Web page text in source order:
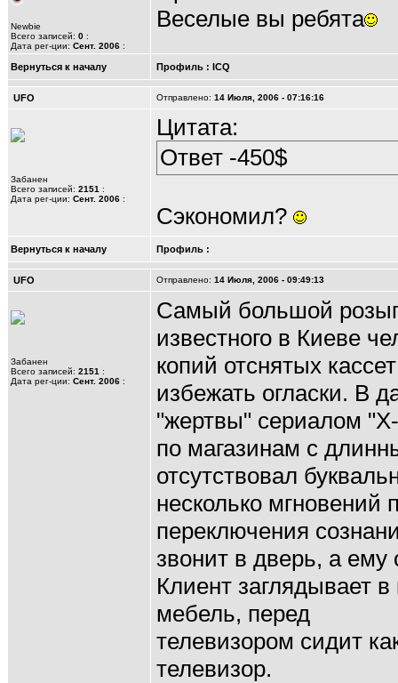
Newbie
Всего записей: 0 :
Дата рег-ции: Сент. 2006 :
Веселые вы ребята
Вернуться к началу Профиль : ICQ
UFO Отправлено: 14 Июля, 2006 - 07:16:16
Забанен
Всего записей: 2151 :
Дата рег-ции: Сент. 2006 :
Цитата:
Ответ -450$
Сэкономил?
Вернуться к началу Профиль :
UFO Отправлено: 14 Июля, 2006 - 09:49:13
Забанен
Всего записей: 2151 :
Дата рег-ции: Сент. 2006 :
Самый большой
известного в Киеве
копий отснятых
избежать огласки. В
"жертвы" сериалом
по магазинам с
отсутствовал
несколько мгновений
переключения
звонит в дверь, а ему
Клиент заглядывает
мебель, перед
телевизором сидит
телевизор.